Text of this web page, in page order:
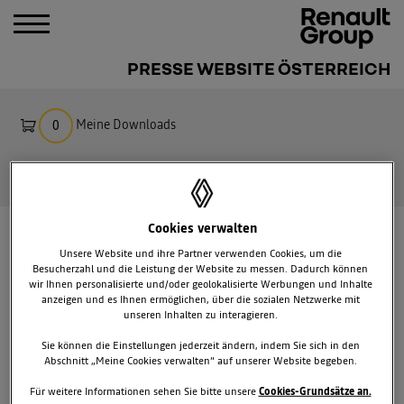
PRESSE WEBSITE ÖSTERREICH
0 Meine Downloads
Suche
MEDIENKONTAKTE
+
Cookies verwalten
Unsere Website und ihre Partner verwenden Cookies, um die
Besucherzahl und die Leistung der Website zu messen. Dadurch können
wir Ihnen personalisierte und/oder geolokalisierte Werbungen und Inhalte
anzeigen und es Ihnen ermöglichen, über die sozialen Netzwerke mit
unseren Inhalten zu interagieren.
Sie können die Einstellungen jederzeit ändern, indem Sie sich in den
Abschnitt „Meine Cookies verwalten“ auf unserer Website begeben.
Für weitere Informationen sehen Sie bitte unsereCookies-Grundsätze an.